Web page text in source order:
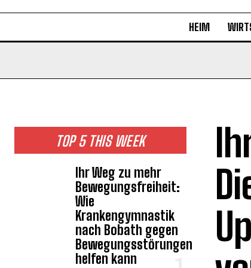
HEIM
TOP 5 THIS WEEK
Ihr Weg zu mehr
Bewegungsfreiheit:
Wie
Krankengymnastik
nach Bobath gegen
Bewegungsstörungen
helfen kann